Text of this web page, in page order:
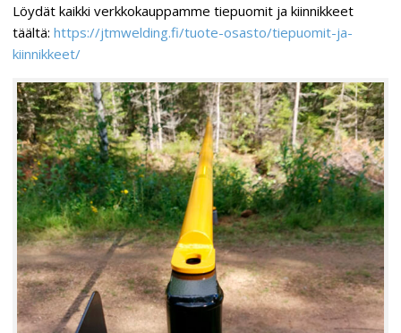
Löydät kaikki verkkokauppamme tiepuomit ja kiinnikkeet
täältä:https://jtmwelding.fi/tuote-osasto/tiepuomit-ja-
kiinnikkeet/